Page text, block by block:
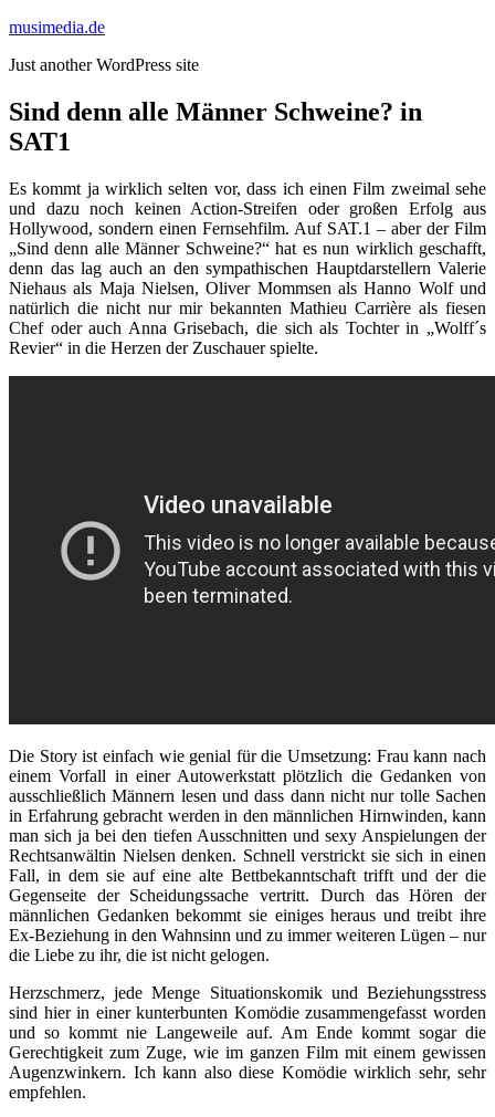
Zum
springen
musimedia.de
Just another WordPress site
Sind denn alle Männer Schweine? in
SAT1
Es kommt ja wirklich selten vor, dass ich einen Film zweimal sehe
und dazu noch keinen Action-Streifen oder großen Erfolg aus
Hollywood, sondern einen Fernsehfilm. Auf SAT.1 – aber der Film
„Sind denn alle Männer Schweine?“ hat es nun wirklich geschafft,
denn das lag auch an den sympathischen Hauptdarstellern Valerie
Niehaus als Maja Nielsen, Oliver Mommsen als Hanno Wolf und
natürlich die nicht nur mir bekannten Mathieu Carrière als fiesen
Chef oder auch Anna Grisebach, die sich als Tochter in „Wolff´s
Revier“ in die Herzen der Zuschauer spielte.
Die Story ist einfach wie genial für die Umsetzung: Frau kann nach
einem Vorfall in einer Autowerkstatt plötzlich die Gedanken von
ausschließlich Männern lesen und dass dann nicht nur tolle Sachen
in Erfahrung gebracht werden in den männlichen Hirnwinden, kann
man sich ja bei den tiefen Ausschnitten und sexy Anspielungen der
Rechtsanwältin Nielsen denken. Schnell verstrickt sie sich in einen
Fall, in dem sie auf eine alte Bettbekanntschaft trifft und der die
Gegenseite der Scheidungssache vertritt. Durch das Hören der
männlichen Gedanken bekommt sie einiges heraus und treibt ihre
Ex-Beziehung in den Wahnsinn und zu immer weiteren Lügen – nur
die Liebe zu ihr, die ist nicht gelogen.
Herzschmerz, jede Menge Situationskomik und Beziehungsstress
sind hier in einer kunterbunten Komödie zusammengefasst worden
und so kommt nie Langeweile auf. Am Ende kommt sogar die
Gerechtigkeit zum Zuge, wie im ganzen Film mit einem gewissen
Augenzwinkern. Ich kann also diese Komödie wirklich sehr, sehr
empfehlen.